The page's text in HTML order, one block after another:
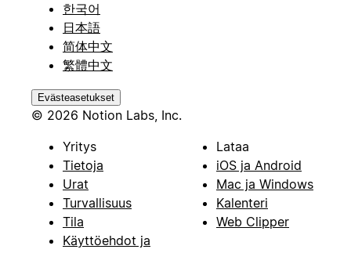
한국어
日本語
简体中文
繁體中文
Evästeasetukset
© 2026 Notion Labs, Inc.
Yritys
Tietoja
Urat
Turvallisuus
Tila
Käyttöehdot ja
Lataa
iOS ja Android
Mac ja Windows
Kalenteri
Web Clipper